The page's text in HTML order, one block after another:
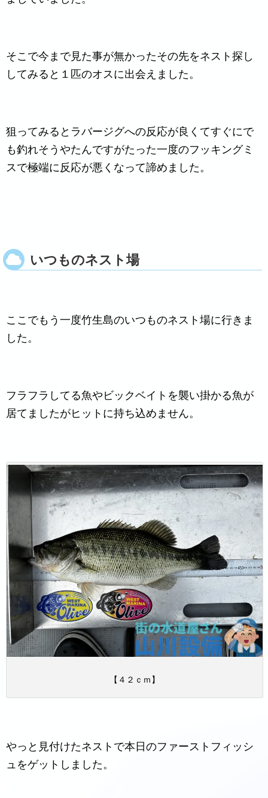
そこで今まで見た事が無かったその先をネスト探し
してみると１匹のオスに出会えました。
狙ってみるとラバージグへの反応が良くてすぐにで
も釣れそうやたんですがたった一度のフッキングミ
スで極端に反応が悪くなって諦めました。
いつものネスト場
ここでもう一度竹生島のいつものネスト場に行きま
した。
フラフラしてる魚やビックベイトを襲い掛かる魚が
居てましたがヒットに持ち込めません。
【４２ｃｍ】
やっと見付けたネストで本日のファーストフィッシ
ュをゲットしました。